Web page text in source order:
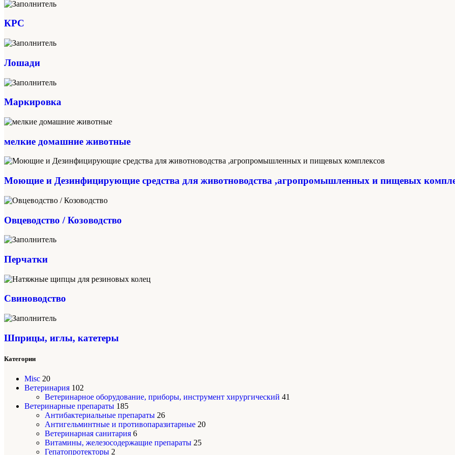
КРС
Лошади
Маркировка
мелкие домашние животные
Моющие и Дезинфицирующие средства для животноводства ,агропромышленных и пищевых
Овцеводство / Козоводство
Перчатки
Свиноводство
Шприцы, иглы, катетеры
Категории
Misc 20
Ветеринария 102
Ветеринарное оборудование, приборы, инструмент хирургический 41
Ветеринарные препараты 185
Антибактериальные препараты 26
Антигельминтные и противопаразитарные 20
Ветеринарная санитария 6
Витамины, железосодержащие препараты 25
Гепатопротекторы 2